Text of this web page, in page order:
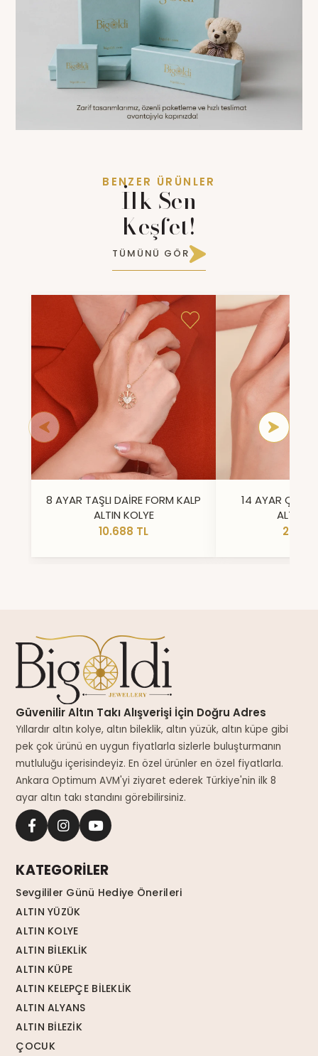
BENZER ÜRÜNLER
İlk Sen
Keşfet!
TÜMÜNÜ GÖR
8 AYAR TAŞLI DAİRE FORM KALP
ALTIN KOLYE
10.688 TL
14 AYAR ÇİFT
ALTIN
Güvenilir Altın Takı Alışverişi İçin Doğru Adres
Yıllardır altın kolye, altın bileklik, altın yüzük, altın küpe gibi
pek çok ürünü en uygun fiyatlarla sizlerle buluşturmanın
mutluluğu içerisindeyiz. En özel ürünler en özel fiyatlarla.
Ankara Optimum AVM'yi ziyaret ederek Türkiye'nin ilk 8
ayar altın takı standını görebilirsiniz.
KATEGORİLER
Sevgililer Günü Hediye Önerileri
ALTIN YÜZÜK
ALTIN KOLYE
ALTIN BİLEKLİK
ALTIN KÜPE
ALTIN KELEPÇE BİLEKLİK
ALTIN ALYANS
ALTIN BİLEZİK
ÇOCUK